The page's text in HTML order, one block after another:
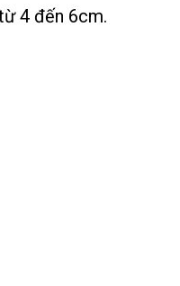
4 đến 6cm.